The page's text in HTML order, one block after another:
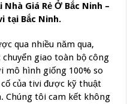
Giá Rẻ Ở Bắc Ninh –
tại Bắc Ninh.
qua nhiều năm qua,
giao toàn bộ công
mô hình giống 100% so
của tivi được kỹ thuật
Chúng tôi cam kết không